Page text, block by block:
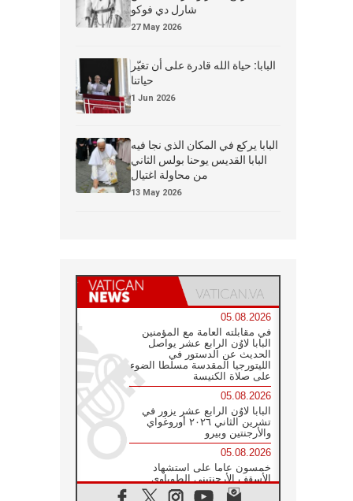
شارل دي فوكو
27 May 2026
البابا: حياة الله قادرة على أن تغيّر
حياتنا
1 Jun 2026
البابا يركع في المكان الذي نجا فيه
البابا القديس يوحنا بولس الثاني
من محاولة اغتيال
13 May 2026
05.08.2026
في مقابلته العامة مع المؤمنين
البابا لاوُن الرابع عشر يواصل
الحديث عن الدستور في
الليتورجيا المقدسة مسلطا الضوء
على صلاة الكنيسة
05.08.2026
البابا لاوُن الرابع عشر يزور في
تشرين الثاني ٢٠٢٦ أوروغواي
والأرجنتين وبيرو
05.08.2026
خمسون عاما على استشهاد
الأسقف الأرجنتيني الطوباوي
إنريكي أنجيليلي